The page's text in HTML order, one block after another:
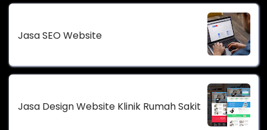
Jasa SEO Website
Jasa Design Website Klinik Rumah Sakit